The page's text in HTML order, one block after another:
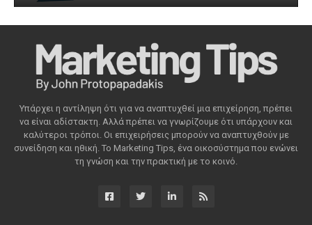
Υπάρχει η αντίληψη ότι για να αναπτυχθεί μια επιχείρηση, πρέπει
να είναι αδίστακτη. Αλλά πρέπει να γνωρίζουμε ότι υπάρχουν και
καλύτεροι τρόποι. Οι επιχειρήσεις μπορούν να αναπτυχθούν με
συνείδηση ​​και ηθική. Το Marketing Tips, ένα οικοσύστημα που ενώνει
τη γνώση και την πρακτική με το κοινό.